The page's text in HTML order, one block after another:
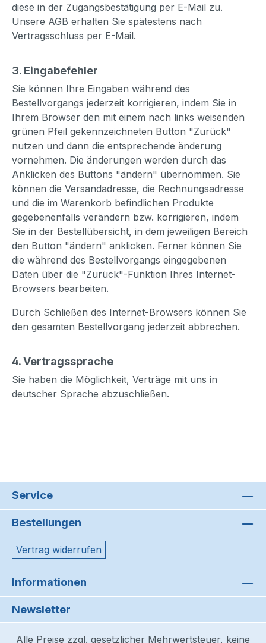
diese in der Zugangsbestätigung per E-Mail zu.
Unsere AGB erhalten Sie spätestens nach
Vertragsschluss per E-Mail.
3. Eingabefehler
Sie können Ihre Eingaben während des
Bestellvorgangs jederzeit korrigieren, indem Sie in
Ihrem Browser den mit einem nach links weisenden
grünen Pfeil gekennzeichneten Button "Zurück"
nutzen und dann die entsprechende änderung
vornehmen. Die änderungen werden durch das
Anklicken des Buttons "ändern" übernommen. Sie
können die Versandadresse, die Rechnungsadresse
und die im Warenkorb befindlichen Produkte
gegebenenfalls verändern bzw. korrigieren, indem
Sie in der Bestellübersicht, in dem jeweiligen Bereich
den Button "ändern" anklicken. Ferner können Sie
die während des Bestellvorgangs eingegebenen
Daten über die "Zurück"-Funktion Ihres Internet-
Browsers bearbeiten.
Durch Schließen des Internet-Browsers können Sie
den gesamten Bestellvorgang jederzeit abbrechen.
4. Vertragssprache
Sie haben die Möglichkeit, Verträge mit uns in
deutscher Sprache abzuschließen.
Service
Bestellungen
Vertrag widerrufen
Informationen
Newsletter
Alle Preise zzgl. gesetzlicher Mehrwertsteuer, keine